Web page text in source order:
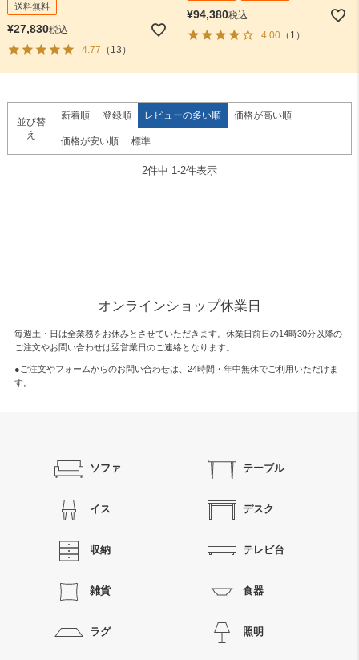
送料無料
¥27,830税込
4.77 （13）
¥94,380税込
4.00（1）
並び替
え
新着順 登録順 レビューの多い順 価格が高い順
価格が安い順 標準
2件中 1-2件表示
オンラインショップ休業日
毎週土・日は全業務をお休みとさせていただきます。休業日前日の14時30分以降の
ご注文やお問い合わせは翌営業日のご連絡となります。
●ご注文やフォームからのお問い合わせは、 24時間・年中無休でご利用いただけま
す。
ソファ テーブル
イス デスク
収納 テレビ台
雑貨 食器
ラグ 照明